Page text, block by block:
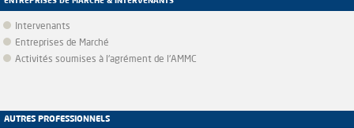
Intervenants
Entreprises de Marché
Activités soumises à l'agrément de l'AMMC
AUTRES PROFESSIONNELS